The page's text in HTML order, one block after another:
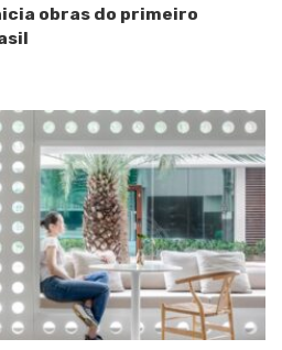
obras do primeiro